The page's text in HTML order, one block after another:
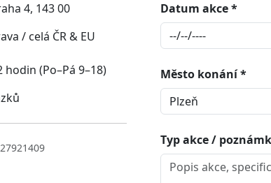
4, 143 00
/ celá ČR & EU
(Po–Pá 9–18)
Datum akce *
Město konání *
Typ akce /